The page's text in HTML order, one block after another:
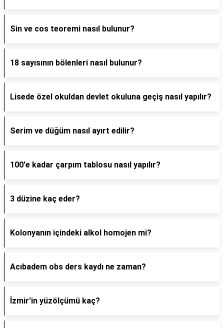
Sin ve cos teoremi nasıl bulunur?
18 sayısının bölenleri nasıl bulunur?
Lisede özel okuldan devlet okuluna geçiş nasıl yapılır?
Serim ve düğüm nasıl ayırt edilir?
100'e kadar çarpım tablosu nasıl yapılır?
3 düzine kaç eder?
Kolonyanın içindeki alkol homojen mi?
Acıbadem obs ders kaydı ne zaman?
İzmir'in yüzölçümü kaç?